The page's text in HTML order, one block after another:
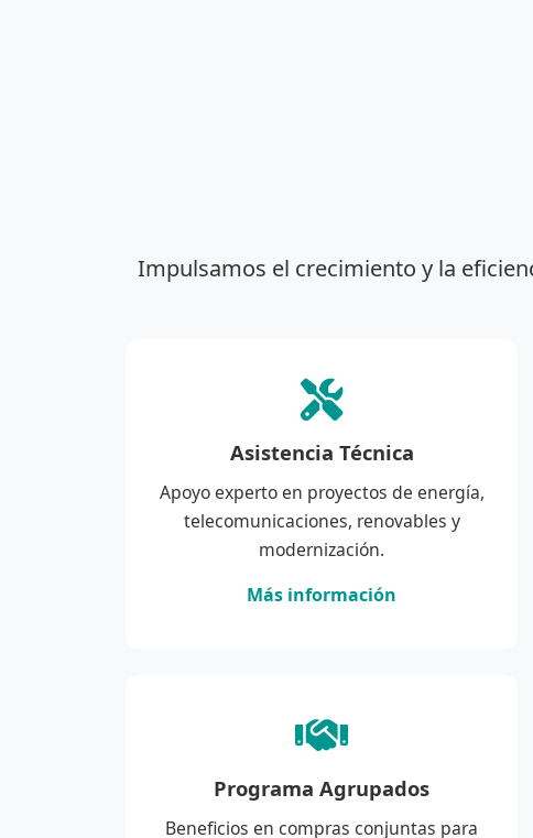
Impulsamos el crecimiento y la
Asistencia Técnica
Apoyo experto en proyectos de energía,
telecomunicaciones, renovables y
modernización.
Más información
Programa Agrupados
Beneficios en compras conjuntas para